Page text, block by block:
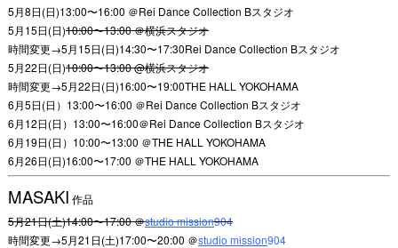
5月8日(日)13:00〜16:00 ＠Rei Dance Collection Bスタジオ
5月15日(日)10:00〜13:00 ＠横浜スタジオ
時間変更→5月15日(日)14:30〜17:30Rei Dance Collection Bスタジオ
5月22日(日)10:00〜13:00 @横浜スタジオ
時間変更→5月22日(日)16:00〜19:00THE HALL YOKOHAMA
6月5日(日）13:00〜16:00 ＠Rei Dance Collection Bスタジオ
6月12日(日）13:00〜16:00＠Rei Dance Collection Bスタジオ
6月19日(日）10:00〜13:00 ＠THE HALL YOKOHAMA
6月26日(日)16:00〜17:00 ＠THE HALL YOKOHAMA
MASAKI 作品
5月21日(土)14:00〜17:00 ＠studio mission904
時間変更→5月21日(土)17:00〜20:00 ＠studio mission904